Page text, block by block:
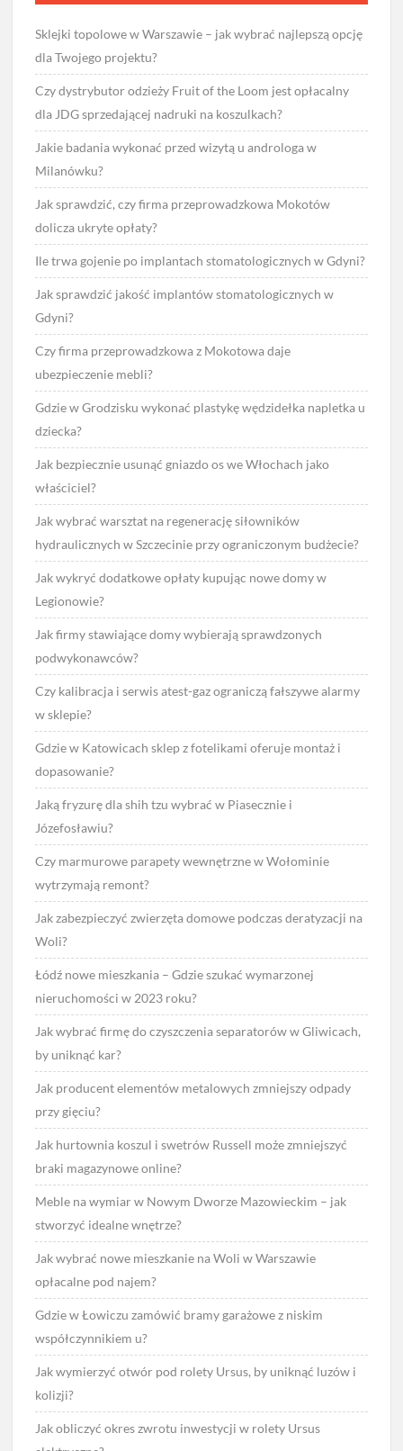
Sklejki topolowe w Warszawie – jak wybrać najlepszą opcję
dla Twojego projektu?
Czy dystrybutor odzieży Fruit of the Loom jest opłacalny
dla JDG sprzedającej nadruki na koszulkach?
Jakie badania wykonać przed wizytą u androloga w
Milanówku?
Jak sprawdzić, czy firma przeprowadzkowa Mokotów
dolicza ukryte opłaty?
Ile trwa gojenie po implantach stomatologicznych w Gdyni?
Jak sprawdzić jakość implantów stomatologicznych w
Gdyni?
Czy firma przeprowadzkowa z Mokotowa daje
ubezpieczenie mebli?
Gdzie w Grodzisku wykonać plastykę wędzidełka napletka u
dziecka?
Jak bezpiecznie usunąć gniazdo os we Włochach jako
właściciel?
Jak wybrać warsztat na regenerację siłowników
hydraulicznych w Szczecinie przy ograniczonym budżecie?
Jak wykryć dodatkowe opłaty kupując nowe domy w
Legionowie?
Jak firmy stawiające domy wybierają sprawdzonych
podwykonawców?
Czy kalibracja i serwis atest-gaz ograniczą fałszywe alarmy
w sklepie?
Gdzie w Katowicach sklep z fotelikami oferuje montaż i
dopasowanie?
Jaką fryzurę dla shih tzu wybrać w Piasecznie i
Józefosławiu?
Czy marmurowe parapety wewnętrzne w Wołominie
wytrzymają remont?
Jak zabezpieczyć zwierzęta domowe podczas deratyzacji na
Woli?
Łódź nowe mieszkania – Gdzie szukać wymarzonej
nieruchomości w 2023 roku?
Jak wybrać firmę do czyszczenia separatorów w Gliwicach,
by uniknąć kar?
Jak producent elementów metalowych zmniejszy odpady
przy gięciu?
Jak hurtownia koszul i swetrów Russell może zmniejszyć
braki magazynowe online?
Meble na wymiar w Nowym Dworze Mazowieckim – jak
stworzyć idealne wnętrze?
Jak wybrać nowe mieszkanie na Woli w Warszawie
opłacalne pod najem?
Gdzie w Łowiczu zamówić bramy garażowe z niskim
współczynnikiem u?
Jak wymierzyć otwór pod rolety Ursus, by uniknąć luzów i
kolizji?
Jak obliczyć okres zwrotu inwestycji w rolety Ursus